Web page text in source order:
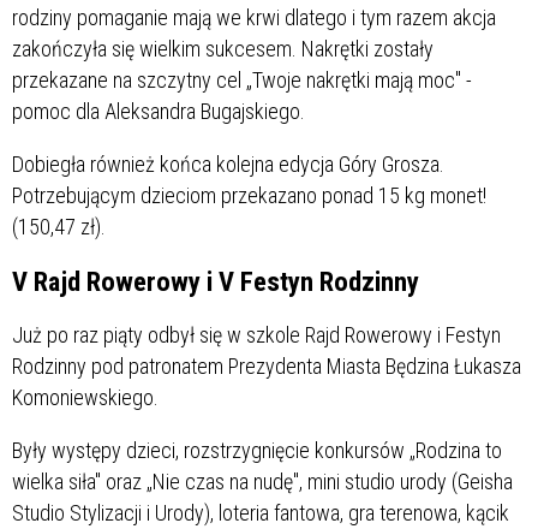
rodziny pomaganie mają we krwi dlatego i tym razem akcja
zakończyła się wielkim sukcesem. Nakrętki zostały
przekazane na szczytny cel „Twoje nakrętki mają moc" -
pomoc dla Aleksandra Bugajskiego.
Dobiegła również końca kolejna edycja Góry Grosza.
Potrzebującym dzieciom przekazano ponad 15 kg monet!
(150,47 zł).
V Rajd Rowerowy i V Festyn Rodzinny
Już po raz piąty odbył się w szkole Rajd Rowerowy i Festyn
Rodzinny pod patronatem Prezydenta Miasta Będzina Łukasza
Komoniewskiego.
Były występy dzieci, rozstrzygnięcie konkursów „Rodzina to
wielka siła" oraz „Nie czas na nudę", mini studio urody (Geisha
Studio Stylizacji i Urody), loteria fantowa, gra terenowa, kącik